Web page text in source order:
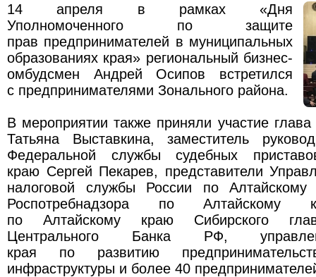
14 апреля в рамках «Дня
Уполномоченного по защите
прав предпринимателей в муниципальных
образованиях края» региональный бизнес-
омбудсмен Андрей Осипов встретился
с предпринимателями Зонального района.
В мероприятии также приняли участие
Татьяна Выставкина, заместитель
Федеральной службы судебных
краю Сергей Пекарев, представители
налоговой службы России по
Роспотребнадзора по Алтайскому
по Алтайскому краю Сибирского
Центрального Банка РФ,
края по развитию
инфраструктуры и более 40